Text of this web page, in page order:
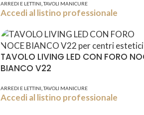
ARREDI E LETTINI TAVOLI MANICURE
Accedi al listino professionale
TAVOLO LIVING LED CON FORO
BIANCO V22
ARREDI E LETTINI TAVOLI MANICURE
Accedi al listino professionale